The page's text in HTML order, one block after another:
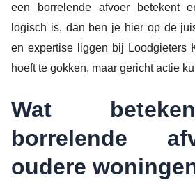
een borrelende afvoer betekent
logisch is, dan ben je hier op de
en expertise liggen bij Loodgieters
hoeft te gokken, maar gericht actie
Wat
borrelende
oudere